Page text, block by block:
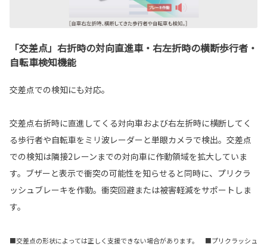
「交差点」右折時の対向直進車・右左折時の横断歩行者・
自転車検知機能
交差点での検知にも対応。
交差点右折時に直進してくる対向車および右左折時に横断してく
る歩行者や自転車をミリ波レーダーと単眼カメラで検出。交差点
での検知は隣接2レーンまでの対向車に作動領域を拡大していま
す。ブザーと表示で衝突の可能性を知らせると同時に、プリクラ
ッシュブレーキを作動。衝突回避または被害軽減をサポートしま
す。
■交差点の形状によっては正しく支援できない場合があります。 ■プリクラッシュ